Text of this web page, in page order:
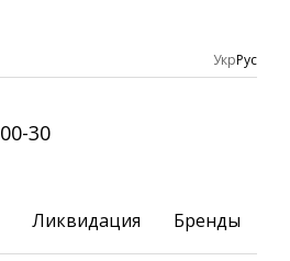
УкрРус
30
Ликвидация Бренды